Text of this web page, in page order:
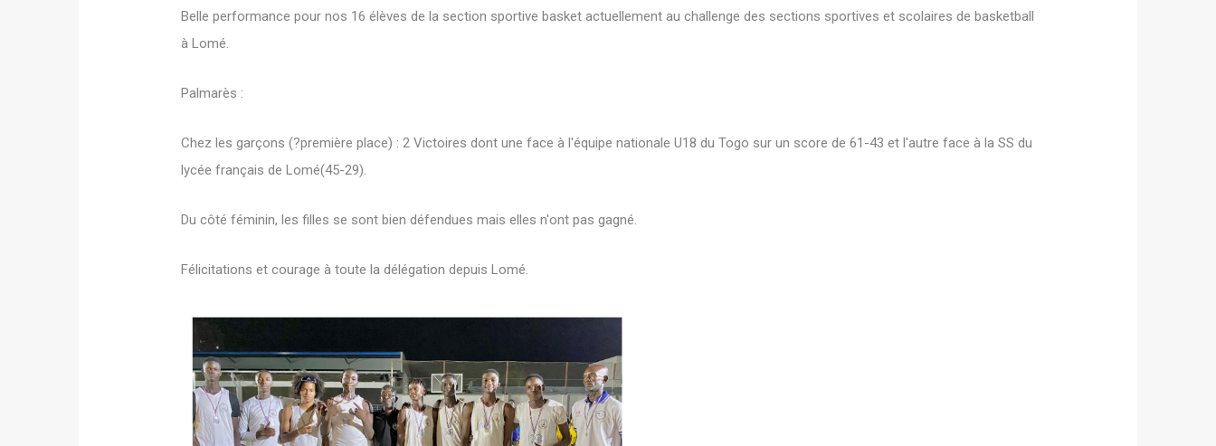
Belle performance pour nos 16 élèves de la section sportive basket actuellement au challenge des sections sportives et scolaires de basketball
à Lomé.
Palmarès :
Chez les garçons (?première place) : 2 Victoires dont une face à l'équipe nationale U18 du Togo sur un score de 61-43 et l'autre face à la SS du
lycée français de Lomé(45-29).
Du côté féminin, les filles se sont bien défendues mais elles n'ont pas gagné.
Félicitations et courage à toute la délégation depuis Lomé.